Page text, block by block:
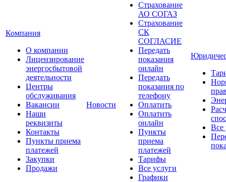
Компания
О компании
Лицензирование
энергосбытовой
деятельности
Центры
обслуживания
Вакансии
Наши
реквизиты
Контакты
Пункты приема
платежей
Закупки
Продажи
Новости
Страхование
АО СОГАЗ
Страхование
СК
СОГЛАСИЕ
Передать
показания
онлайн
Передать
показания по
телефону
Оплатить
Оплатить
онлайн
Пункты
приема
платежей
Тарифы
Все услуги
Графики
Все